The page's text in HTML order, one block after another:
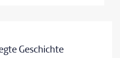
Geschichte